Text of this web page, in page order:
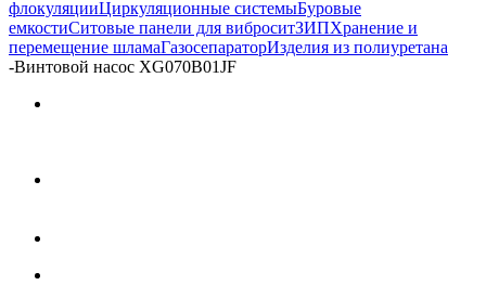
флокуляцииЦиркуляционные системыБуровые
емкостиСитовые панели для виброситЗИПХранение и
перемещение шламаГазосепараторИзделия из полиуретана
-Винтовой насос XG070B01JF